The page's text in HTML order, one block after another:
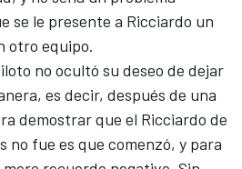
se le presente a Ricciardo un
otro equipo.
no ocultó su deseo de dejar
es decir, después de una
demostrar que el Ricciardo de
no fue es que comenzó, y para